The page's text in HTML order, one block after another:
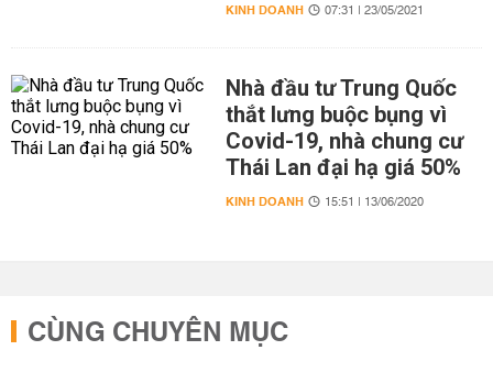
KINH DOANH 07:31 | 23/05/2021
Nhà đầu tư Trung Quốc
thắt lưng buộc bụng vì
Covid-19, nhà chung cư
Thái Lan đại hạ giá 50%
KINH DOANH 15:51 | 13/06/2020
CÙNG CHUYÊN MỤC